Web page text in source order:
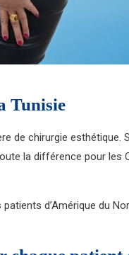
Tunisie
de chirurgie
la différence pour les
d’Amérique du